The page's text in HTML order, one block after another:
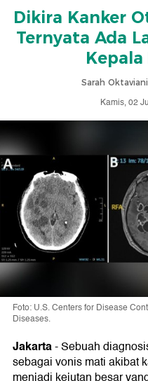
Dikira Kanker
Ternyata Ada
Sarah
Kamis, 02
Foto: U.S. Centers for Disease
Diseases.
Jakarta-Sebuah
sebagai vonis mati akibat
menjadi kejutan besar